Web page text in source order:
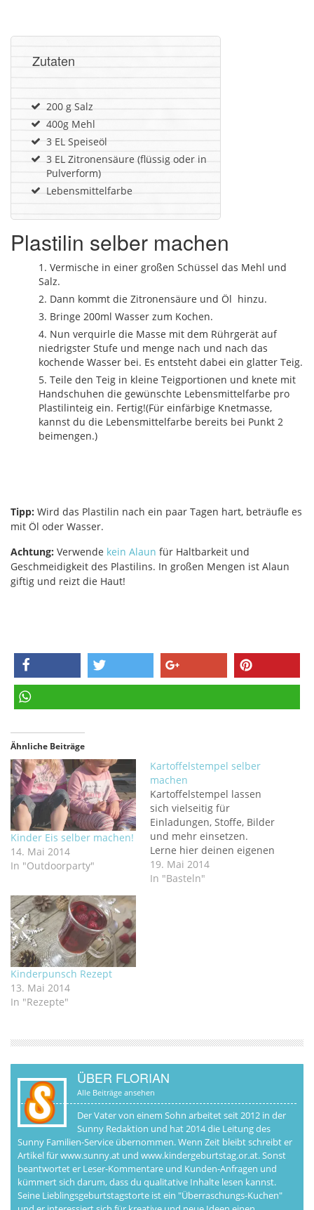
Zutaten
200 g Salz
400g Mehl
3 EL Speiseöl
3 EL Zitronensäure (flüssig oder in
Pulverform)
Lebensmittelfarbe
Plastilin selber machen
Vermische in einer großen Schüssel das Mehl und
Salz.
Dann kommt die Zitronensäure und Öl hinzu.
Bringe 200ml Wasser zum Kochen.
Nun verquirle die Masse mit dem Rührgerät auf
niedrigster Stufe und menge nach und nach das
kochende Wasser bei. Es entsteht dabei ein glatter Teig.
Teile den Teig in kleine Teigportionen und knete mit
Handschuhen die gewünschte Lebensmittelfarbe pro
Plastilinteig ein. Fertig!(Für einfärbige Knetmasse,
kannst du die Lebensmittelfarbe bereits bei Punkt 2
beimengen.)
Tipp: Wird das Plastilin nach ein paar Tagen hart, beträufle es
mit Öl oder Wasser.
Achtung: Verwende kein Alaun für Haltbarkeit und
Geschmeidigkeit des Plastilins. In großen Mengen ist Alaun
giftig und reizt die Haut!
teilen
Ähnliche Beiträge
Kinder Eis selber machen!
14. Mai 2014
In "Outdoorparty"
Kartoffelstempel selber
machen
Kartoffelstempel lassen
sich vielseitig für
Einladungen, Stoffe, Bilder
und mehr einsetzen.
Lerne hier deinen eigenen
Kartoffelstempel zu
basteln! Kinder
Soll es ein…
19. Mai 2014
In "Basteln"
Kinderpunsch Rezept
13. Mai 2014
In "Rezepte"
ÜBER FLORIAN
Alle Beiträge ansehen
Der Vater von einem Sohn arbeitet seit 2012 in der
Sunny Redaktion und hat 2014 die Leitung des
Sunny Familien-Service übernommen. Wenn Zeit bleibt schreibt er
Artikel für www.sunny.at und www.kindergeburtstag.or.at. Sonst
beantwortet er Leser-Kommentare und Kunden-Anfragen und
kümmert sich darum, dass du qualitative Inhalte lesen kannst.
Seine Lieblingsgeburtstagstorte ist ein "Überraschungs-Kuchen"